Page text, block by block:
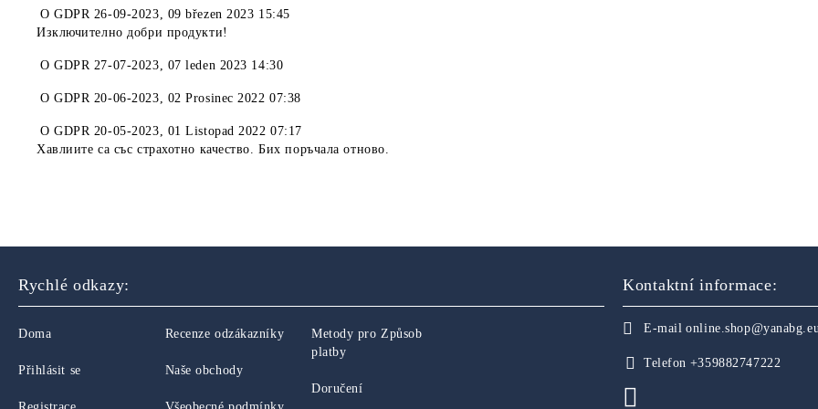
OGDPR 26-09-2023, 09 březen 2023 15:45
Изключително добри продукти!
OGDPR 27-07-2023, 07 leden 2023 14:30
OGDPR 20-06-2023, 02 Prosinec 2022 07:38
OGDPR 20-05-2023, 01 Listopad 2022 07:17
Хавлиите са със страхотно качество. Бих поръчала отново.
Rychlé odkazy:
Doma
Přihlásit se
Recenze odzákazníky
Naše obchody
Metody pro Způsob
platby
Doručení
Kontaktní informace:
E-mail
Telefon +359882747222